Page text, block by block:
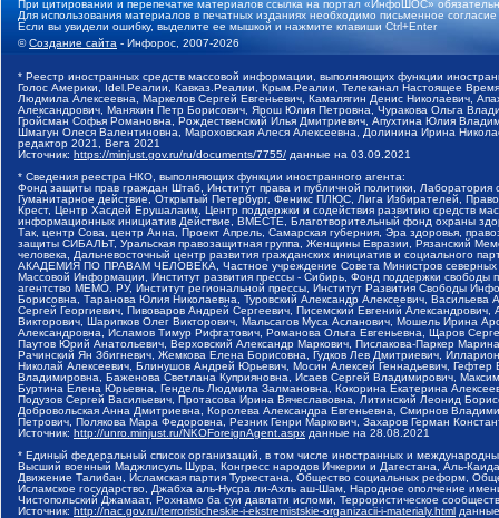
При цитировании и перепечатке материалов ссылка на портал «ИнфоШОС»
Для использования материалов в печатных изданиях необходимо письменное
Если вы увидели ошибку, выделите ее мышкой и нажмите клавиши Ctrl+Enter
©Создание сайта - Инфорос, 2007-2026
* Реестр иностранных средств массовой информации, выполняющих функции
Голос Америки, Idel.Реалии, Кавказ.Реалии, Крым.Реалии, Телеканал Настоящее
Людмила Алексеевна, Маркелов Сергей Евгеньевич, Камалягин Денис Николаевич,
Александрович, Маняхин Петр Борисович, Ярош Юлия Петровна, Чуракова Ольга
Гройсман Софья Романовна, Рождественский Илья Дмитриевич, Апухтина Юлия
Шмагун Олеся Валентиновна, Мароховская Алеся Алексеевна, Долинина Ирина
редактор 2021, Вега 2021
Источник: https://minjust.gov.ru/ru/documents/7755/ данные на 03.09.2021
* Сведения реестра НКО, выполняющих функции иностранного агента:
Фонд защиты прав граждан Штаб, Институт права и публичной политики,
Гуманитарное действие, Открытый Петербург, Феникс ПЛЮС, Лига Избирателей,
Крест, Центр Хасдей Ерушалаим, Центр поддержки и содействия развитию средств
информационных инициатив Действие, ВМЕСТЕ, Благотворительный фонд охраны
Так, центр Сова, центр Анна, Проект Апрель, Самарская губерния, Эра здоровья,
защиты СИБАЛЬТ, Уральская правозащитная группа, Женщины Евразии, Рязанский
человека, Дальневосточный центр развития гражданских инициатив и социального
АКАДЕМИЯ ПО ПРАВАМ ЧЕЛОВЕКА, Частное учреждение Совета Министров северных
Массовой Информации, Институт развития прессы - Сибирь, Фонд поддержки
агентство МЕМО. РУ, Институт региональной прессы, Институт Развития Свободы
Борисовна, Таранова Юлия Николаевна, Туровский Александр Алексеевич,
Сергей Георгиевич, Пивоваров Андрей Сергеевич, Писемский Евгений
Викторович, Шарипков Олег Викторович, Мальсагов Муса Асланович, Мошель Ирина
Александровна, Исламов Тимур Рифгатович, Романова Ольга Евгеньевна, Щаров
Паутов Юрий Анатольевич, Верховский Александр Маркович, Пислакова-Паркер
Рачинский Ян Збигневич, Жемкова Елена Борисовна, Гудков Лев Дмитриевич,
Николай Алексеевич, Блинушов Андрей Юрьевич, Мосин Алексей Геннадьевич,
Владимировна, Баженова Светлана Куприяновна, Исаев Сергей Владимирович,
Буртина Елена Юрьевна, Гендель Людмила Залмановна, Кокорина Екатерина
Подузов Сергей Васильевич, Протасова Ирина Вячеславовна, Литинский Леонид
Добровольская Анна Дмитриевна, Королева Александра Евгеньевна, Смирнов
Петрович, Полякова Мара Федоровна, Резник Генри Маркович, Захаров Герман
Источник: http://unro.minjust.ru/NKOForeignAgent.aspx данные на 28.08.2021
* Единый федеральный список организаций, в том числе иностранных и
Высший военный Маджлисуль Шура, Конгресс народов Ичкерии и Дагестана, Аль-
Движение Талибан, Исламская партия Туркестана, Общество социальных реформ,
Исламское государство, Джабха аль-Нусра ли-Ахль аш-Шам, Народное ополчение
Чистопольский Джамаат, Рохнамо ба суи давлати исломи, Террористическое
Источник: http://nac.gov.ru/terroristicheskie-i-ekstremistskie-organizacii-i-materialy.html